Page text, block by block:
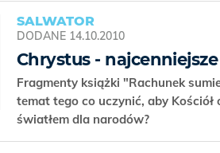
SALWATOR
DODANE 14.10.2010
Chrystus -
Fragmenty książki "Rachunek
temat tego co uczynić, aby
światłem dla narodów?